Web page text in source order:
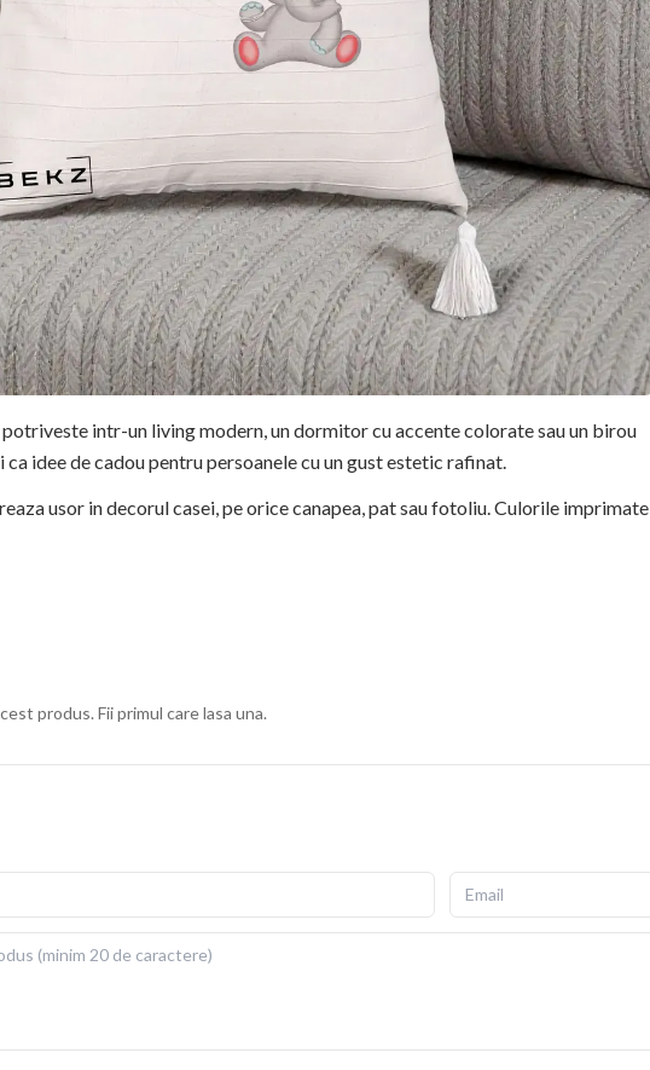
intr-un living modern, un dormitor cu accente colorate sau un birou
idee de cadou pentru persoanele cu un gust estetic rafinat.
usor in decorul casei, pe orice canapea, pat sau fotoliu. Culorile imprimate
repetate.
produs. Fii primul care lasa una.